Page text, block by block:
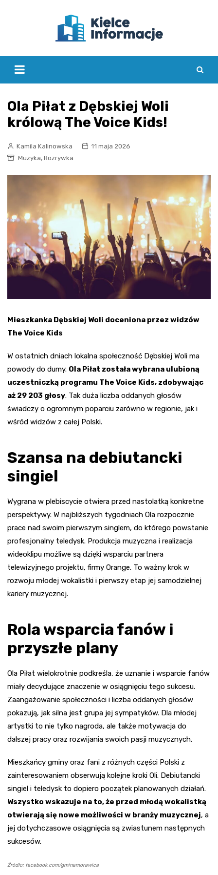
Ola Piłat z Dębskiej Woli
królową The Voice Kids!
Kamila Kalinowska
11 maja 2026
Muzyka, Rozrywka
Mieszkanka Dębskiej Woli doceniona przez widzów
The Voice Kids
W ostatnich dniach lokalna społeczność Dębskiej Woli ma
powody do dumy. Ola Piłat została wybrana ulubioną
uczestniczką programu The Voice Kids, zdobywając
aż 29 203 głosy. Tak duża liczba oddanych głosów
świadczy o ogromnym poparciu zarówno w regionie, jak i
wśród widzów z całej Polski.
Szansa na debiutancki
singiel
Wygrana w plebiscycie otwiera przed nastolatką konkretne
perspektywy. W najbliższych tygodniach Ola rozpocznie
prace nad swoim pierwszym singlem, do którego powstanie
profesjonalny teledysk. Produkcja muzyczna i realizacja
wideoklipu możliwe są dzięki wsparciu partnera
telewizyjnego projektu, firmy Orange. To ważny krok w
rozwoju młodej wokalistki i pierwszy etap jej samodzielnej
kariery muzycznej.
Rola wsparcia fanów i
przyszłe plany
Ola Piłat wielokrotnie podkreśla, że uznanie i wsparcie fanów
miały decydujące znaczenie w osiągnięciu tego sukcesu.
Zaangażowanie społeczności i liczba oddanych głosów
pokazują, jak silna jest grupa jej sympatyków. Dla młodej
artystki to nie tylko nagroda, ale także motywacja do
dalszej pracy oraz rozwijania swoich pasji muzycznych.
Mieszkańcy gminy oraz fani z różnych części Polski z
zainteresowaniem obserwują kolejne kroki Oli. Debiutancki
singiel i teledysk to dopiero początek planowanych działań.
Wszystko wskazuje na to, że przed młodą wokalistką
otwierają się nowe możliwości w branży muzycznej, a
jej dotychczasowe osiągnięcia są zwiastunem następnych
sukcesów.
Źródło: facebook.com/gminamorawica